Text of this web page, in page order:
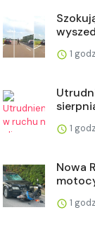
1
1
Nowa
1